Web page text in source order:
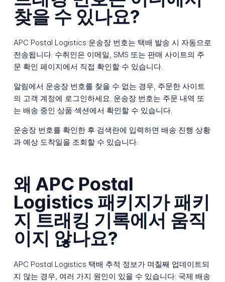
찾을 수 있나요?
APC Postal Logistics 운송장 번호는 택배 발송 시 자동으로
전송됩니다. 수취인은 이메일, SMS 또는 판매 사이트의 주
문 확인 페이지에서 직접 확인할 수 있습니다.
알림에서 운송장 번호를 찾을 수 없는 경우, 주문한 사이트
의 고객 계정에 로그인하세요. 운송장 번호는 주문 내역 또
는 배송 중인 상품 섹션에서 확인할 수 있습니다.
운송장 번호를 확인한 후 검색란에 입력하면 배송 진행 상황
과 예상 도착일을 조회할 수 있습니다.
왜 APC Postal
Logistics 패키지가 패키
지 트래킹 기록에서 움직
이지 않나요?
APC Postal Logistics 택배 추적 정보가 며칠째 업데이트되
지 않는 경우, 여러 가지 원인이 있을 수 있습니다: 국제 배송